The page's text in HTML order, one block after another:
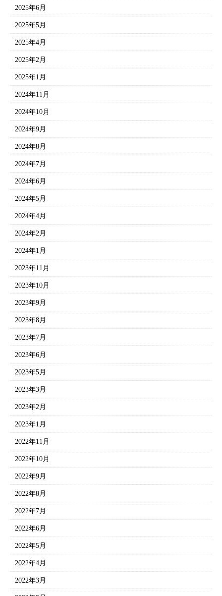
2025年6月
2025年5月
2025年4月
2025年2月
2025年1月
2024年11月
2024年10月
2024年9月
2024年8月
2024年7月
2024年6月
2024年5月
2024年4月
2024年2月
2024年1月
2023年11月
2023年10月
2023年9月
2023年8月
2023年7月
2023年6月
2023年5月
2023年3月
2023年2月
2023年1月
2022年11月
2022年10月
2022年9月
2022年8月
2022年7月
2022年6月
2022年5月
2022年4月
2022年3月